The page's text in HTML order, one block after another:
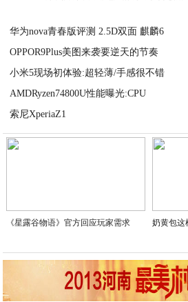
华为nova青春版评测 2.5D双面 麒麟6
OPPOR9Plus美图来袭要逆天的节奏
小米5现场初体验:超轻薄/手感很不错
AMDRyzen74800U性能曝光:CPU
索尼XperiaZ1
《星露谷物语》官方回应玩家需求 奶黄包这